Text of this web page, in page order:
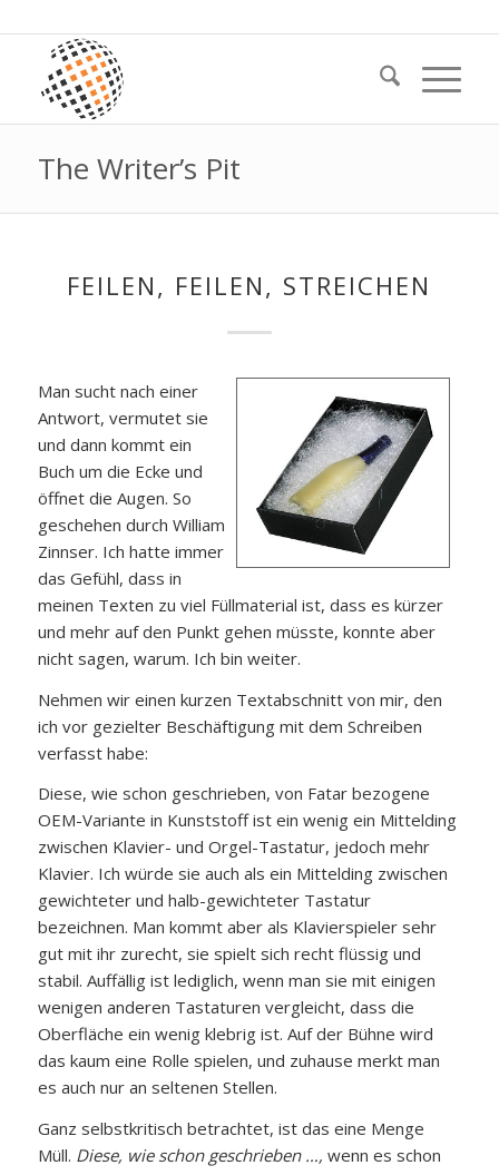
The Writer’s Pit
FEILEN, FEILEN, STREICHEN
Man sucht nach einer
Antwort, vermutet sie
und dann kommt ein
Buch um die Ecke und
öffnet die Augen. So
geschehen durch William
Zinnser. Ich hatte immer
das Gefühl, dass in
meinen Texten zu viel Füllmaterial ist, dass es kürzer
und mehr auf den Punkt gehen müsste, konnte aber
nicht sagen, warum. Ich bin weiter.
Nehmen wir einen kurzen Textabschnitt von mir, den
ich vor gezielter Beschäftigung mit dem Schreiben
verfasst habe:
Diese, wie schon geschrieben, von Fatar bezogene
OEM-Variante in Kunststoff ist ein wenig ein Mittelding
zwischen Klavier- und Orgel-Tastatur, jedoch mehr
Klavier. Ich würde sie auch als ein Mittelding zwischen
gewichteter und halb-gewichteter Tastatur
bezeichnen. Man kommt aber als Klavierspieler sehr
gut mit ihr zurecht, sie spielt sich recht flüssig und
stabil. Auffällig ist lediglich, wenn man sie mit einigen
wenigen anderen Tastaturen vergleicht, dass die
Oberfläche ein wenig klebrig ist. Auf der Bühne wird
das kaum eine Rolle spielen, und zuhause merkt man
es auch nur an seltenen Stellen.
Ganz selbstkritisch betrachtet, ist das eine Menge
Müll. Diese, wie schon geschrieben …, wenn es schon